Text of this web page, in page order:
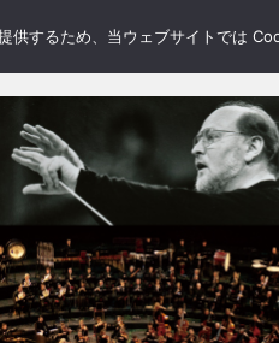
NEWS REVIEWS GALLERY
供するため、当ウェブサイトでは